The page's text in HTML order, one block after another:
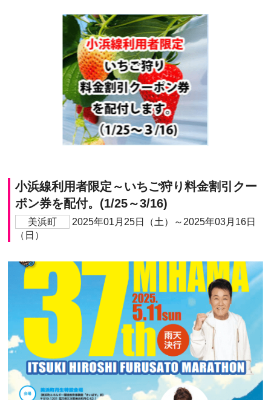
小浜線利用者限定～いちご狩り料金割引クー
ポン券を配付。(1/25～3/16)
美浜町
2025年01月25日（土）～2025年03月16日
（日）